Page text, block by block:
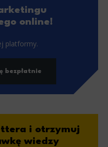
online!
platformy.
bezpłatnie
i otrzymuj
wiedzy